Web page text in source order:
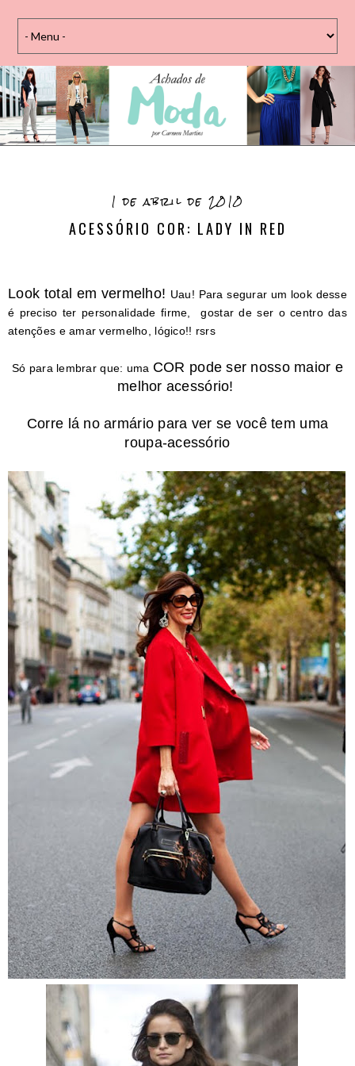
1 de abril de 2010
ACESSÓRIO COR: LADY IN RED
Look total em vermelho! Uau! Para segurar um look desse
é preciso ter personalidade firme, gostar de ser o centro das
atenções e amar vermelho, lógico!! rsrs
Só para lembrar que: uma COR pode ser nosso maior e
melhor acessório!
Corre lá no armário para ver se você tem uma
roupa-acessório